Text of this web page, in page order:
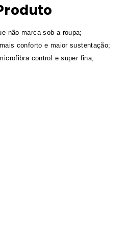
não marca sob a roupa;
conforto e maior sustentação;
control e super fina;